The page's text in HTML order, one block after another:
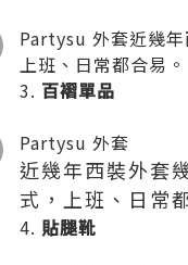
Partysu 外套近幾
上班、日常都合易。
百褶單品
Partysu 外套
近幾年西裝外套
式，上班、日常
貼腿靴